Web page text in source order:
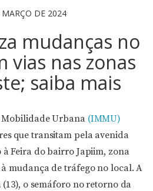
DE 2024
mudanças no
vias nas zonas
saiba mais
Urbana (IMMU)
que transitam pela avenida
Feira do bairro Japiim, zona
mudança de tráfego no local. A
o semáforo no retorno da